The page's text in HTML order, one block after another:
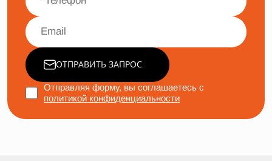
ОТПРАВИТЬ ЗАПРОС
Отправляя форму, вы соглашаетесь с
политикой конфиденциальности